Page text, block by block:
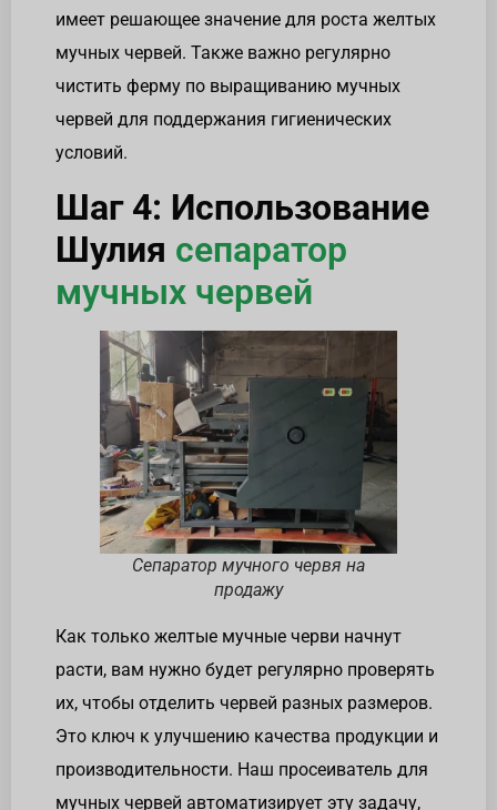
имеет решающее значение для роста желтых
мучных червей. Также важно регулярно
чистить ферму по выращиванию мучных
червей для поддержания гигиенических
условий.
Шаг 4: Использование
Шулия сепаратор
мучных червей
Сепаратор мучного червя на
продажу
Как только желтые мучные черви начнут
расти, вам нужно будет регулярно проверять
их, чтобы отделить червей разных размеров.
Это ключ к улучшению качества продукции и
производительности. Наш просеиватель для
мучных червей автоматизирует эту задачу,